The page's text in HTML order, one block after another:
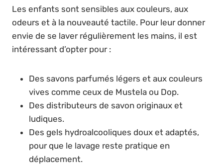
Les enfants sont sensibles aux couleurs, aux
odeurs et à la nouveauté tactile. Pour leur donner
envie de se laver régulièrement les mains, il est
intéressant d’opter pour :
Des savons parfumés légers et aux couleurs
vives comme ceux de Mustela ou Dop.
Des distributeurs de savon originaux et
ludiques.
Des gels hydroalcooliques doux et adaptés,
pour que le lavage reste pratique en
déplacement.